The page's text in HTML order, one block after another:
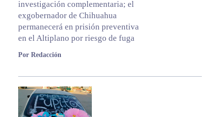
investigación complementaria; el
exgobernador de Chihuahua
permanecerá en prisión preventiva
en el Altiplano por riesgo de fuga
Por Redacción